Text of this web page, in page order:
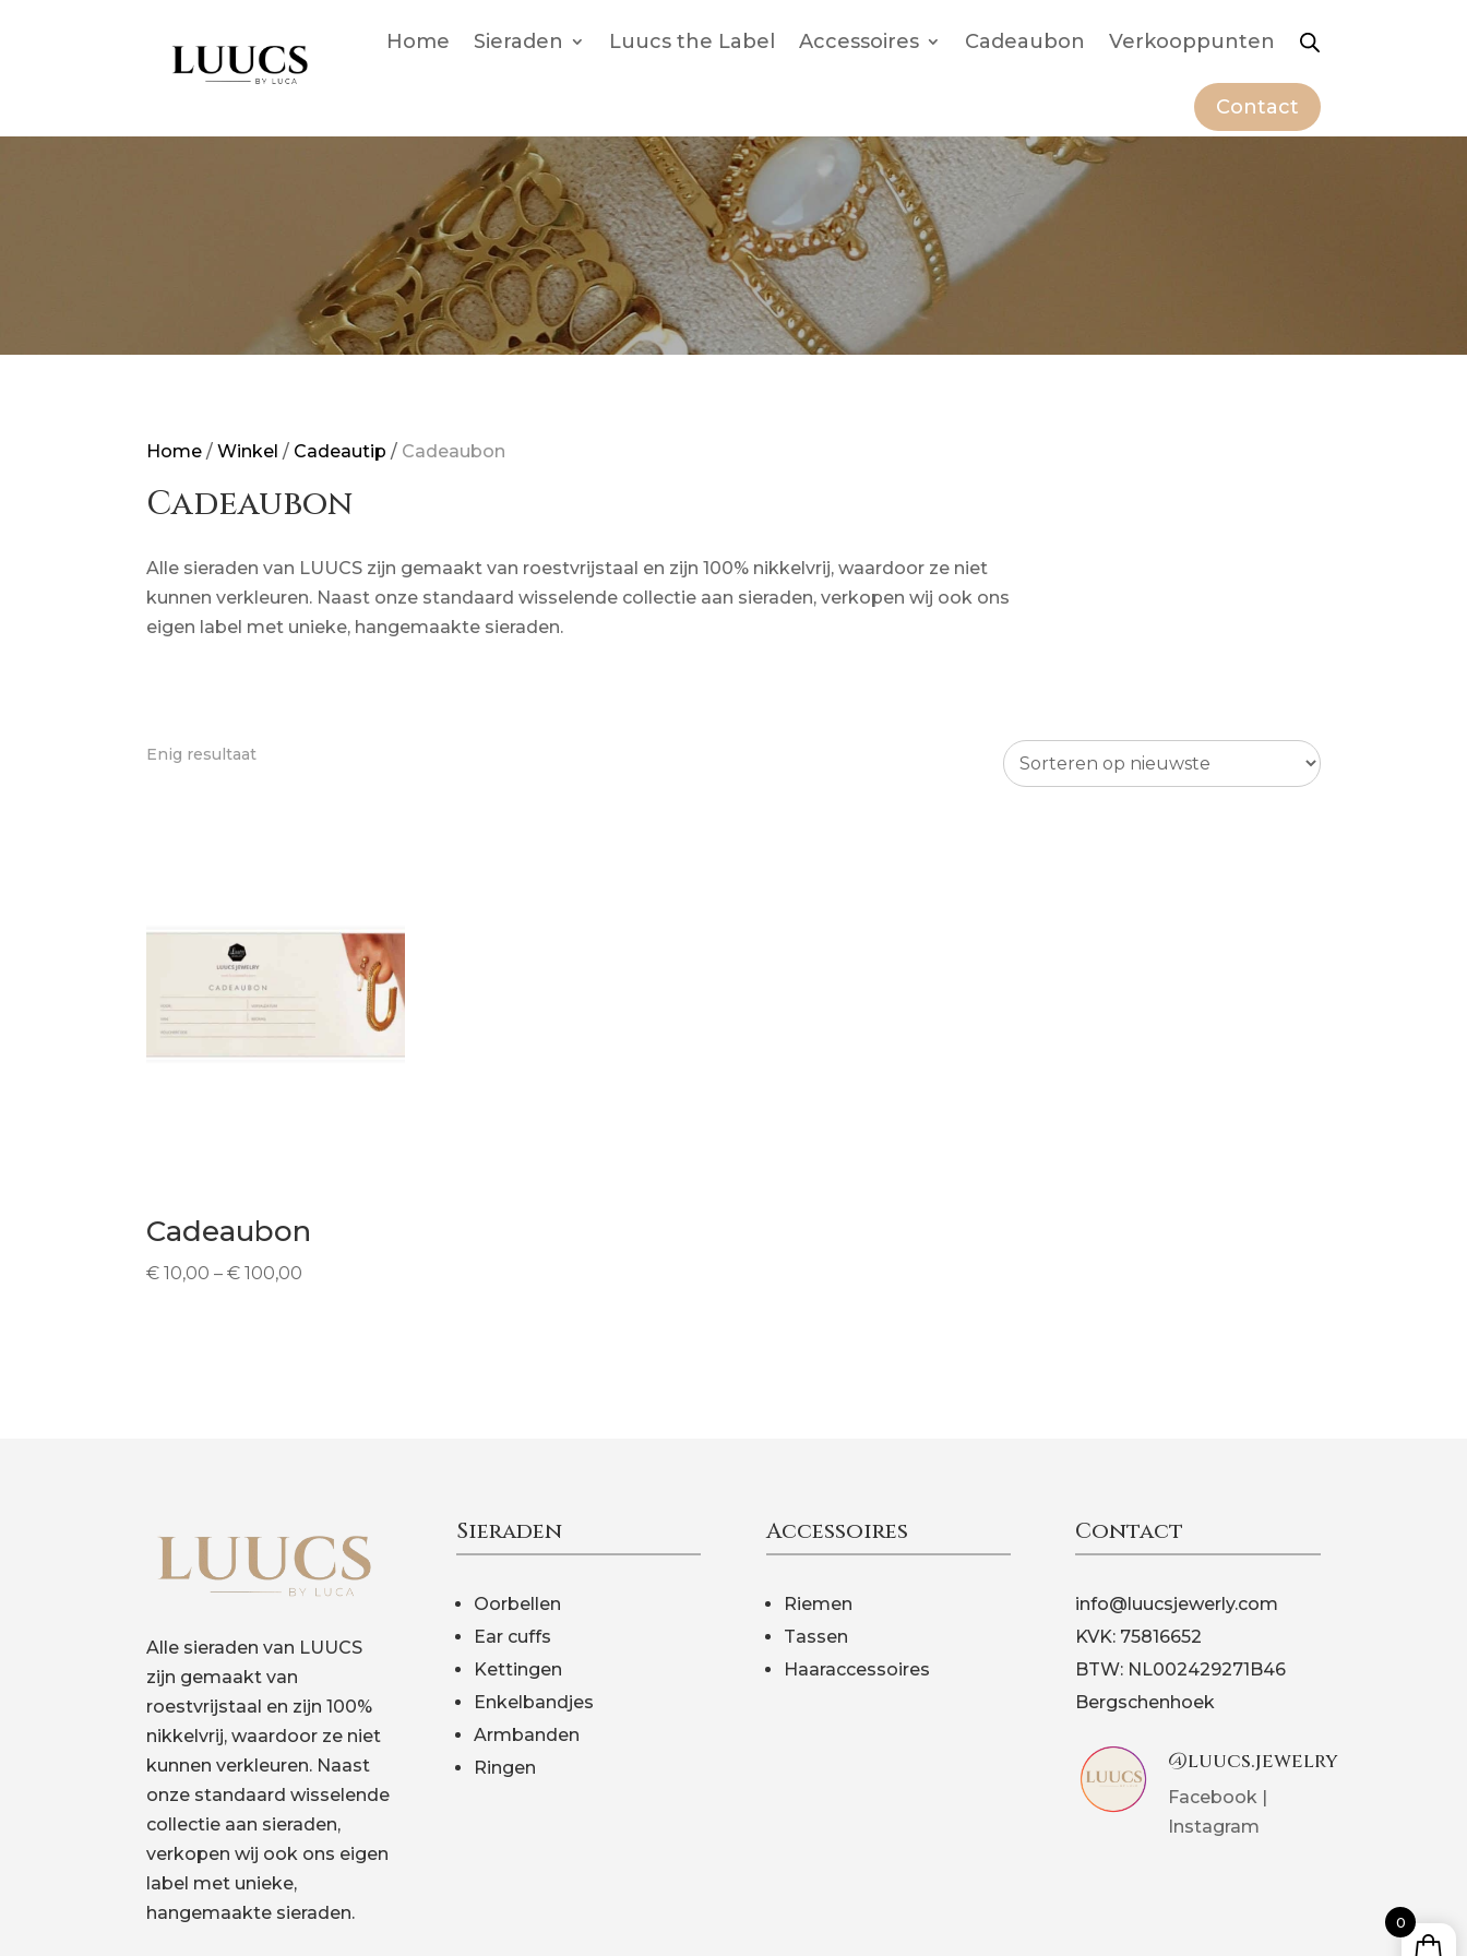
Home Sieraden Luucs the Label Accessoires Cadeaubon Verkooppunten
Contact
Home /Winkel / Cadeautip / Cadeaubon
Cadeaubon
Alle sieraden van LUUCS zijn gemaakt van roestvrijstaal en zijn 100% nikkelvrij, waardoor ze niet
kunnen verkleuren. Naast onze standaard wisselende collectie aan sieraden, verkopen wij ook ons
eigen label met unieke, hangemaakte sieraden.
Enig resultaat
Cadeaubon
€ 10,00 – € 100,00
Alle sieraden van LUUCS
zijn gemaakt van
roestvrijstaal en zijn 100%
nikkelvrij, waardoor ze niet
kunnen verkleuren. Naast
onze standaard wisselende
collectie aan sieraden,
verkopen wij ook ons eigen
label met unieke,
hangemaakte sieraden.
Sieraden
Oorbellen
Ear cuffs
Kettingen
Enkelbandjes
Armbanden
Ringen
Accessoires
Riemen
Tassen
Haaraccessoires
Contact
info@luucsjewerly.com
KVK: 75816652
BTW: NL002429271B46
Bergschenhoek
@luucs.jewelry
Facebook |
Instagram
0